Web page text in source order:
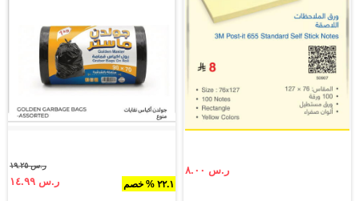
ر.س ٨.٠٠
٢٢.١ % خصم
ر.س ١٩.٢٥
ر.س ١٤.٩٩